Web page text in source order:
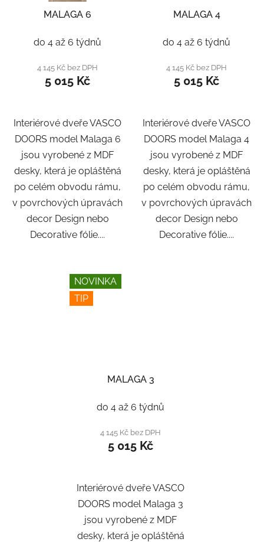
MALAGA 6
do 4 až 6 týdnů
4 145 Kč bez DPH
5 015 Kč
Interiérové dveře VASCO
DOORS model Malaga 6
jsou vyrobené z MDF
desky, která je opláštěná
po celém obvodu rámu,
v povrchových úpravách
decor Design nebo
Decorative fólie....
MALAGA 4
do 4 až 6 týdnů
4 145 Kč bez DPH
5 015 Kč
Interiérové dveře VASCO
DOORS model Malaga 4
jsou vyrobené z MDF
desky, která je opláštěná
po celém obvodu rámu,
v povrchových úpravách
decor Design nebo
Decorative fólie....
NOVINKA
TIP
MALAGA 3
do 4 až 6 týdnů
4 145 Kč bez DPH
5 015 Kč
Interiérové dveře VASCO
DOORS model Malaga 3
jsou vyrobené z MDF
desky, která je opláštěná